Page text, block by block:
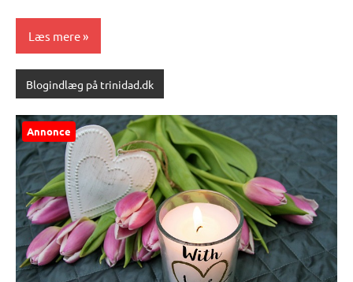
Læs mere
Blogindlæg på trinidad.dk
Annonce